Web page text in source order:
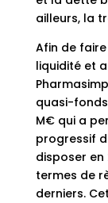
ailleurs, la
Afin de
liquidité et
quasi-fonds
M€ qui a
progressif
disposer en
termes de
derniers.